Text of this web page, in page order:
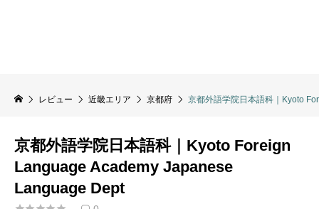
レビュー 近畿エリア 京都府 京都外語学院日本語科｜Kyoto
京都外語学院日本語科｜Kyoto Foreign
Language Academy Japanese
Language Dept